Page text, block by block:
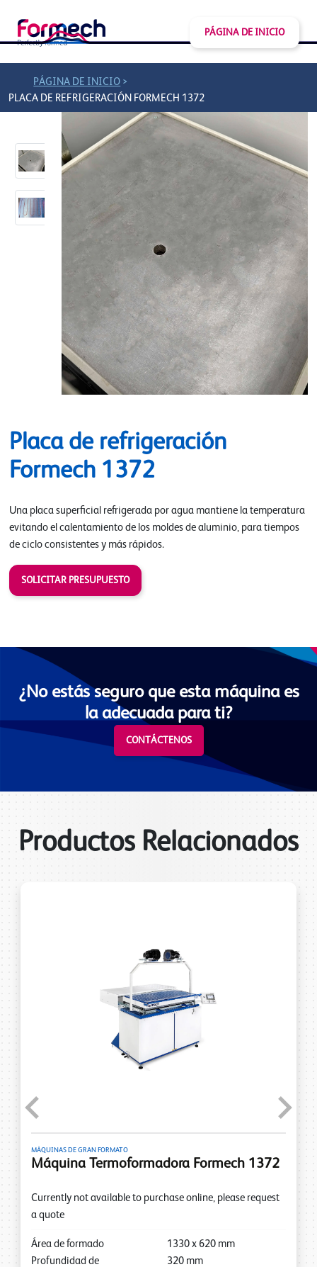
PÁGINA DE INICIO
PÁGINA DE INICIO >
PLACA DE REFRIGERACIÓN FORMECH 1372
Placa de refrigeración
Formech 1372
Una placa superficial refrigerada por agua mantiene la temperatura
evitando el calentamiento de los moldes de aluminio, para tiempos
de ciclo consistentes y más rápidos.
SOLICITAR PRESUPUESTO
¿No estás seguro que esta máquina es
la adecuada para ti?
CONTÁCTENOS
Productos Relacionados
MÁQUINAS DE GRAN FORMATO
Máquina Termoformadora Formech 1372
Currently not available to purchase online, please request
a quote
Área de formado 1330 x 620 mm
Profundidad de
320 mm
Previous Next